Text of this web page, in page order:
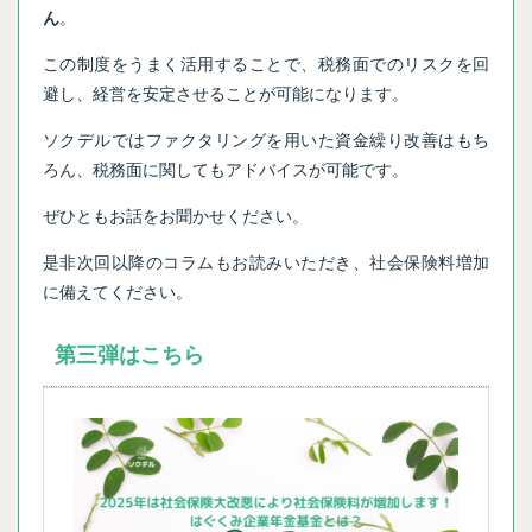
ん。
この制度をうまく活用することで、税務面でのリスクを回
避し、経営を安定させることが可能になります。
ソクデルではファクタリングを用いた資金繰り改善はもち
ろん、税務面に関してもアドバイスが可能です。
ぜひともお話をお聞かせください。
是非次回以降のコラムもお読みいただき、社会保険料増加
に備えてください。
第三弾はこちら